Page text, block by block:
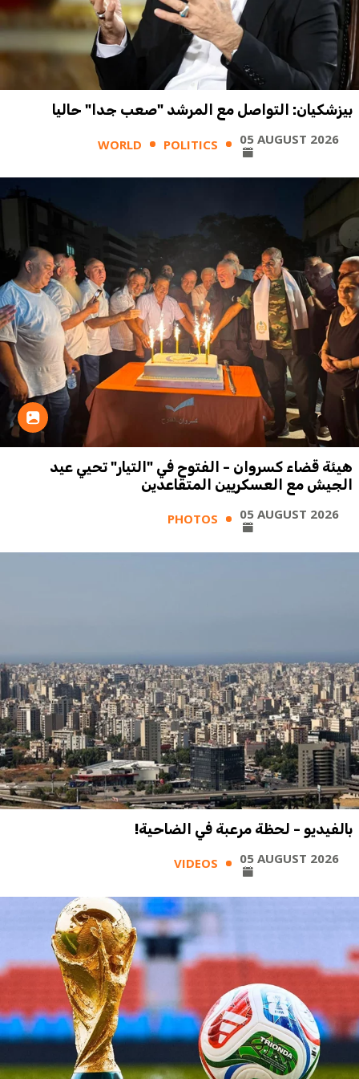
بيزشكيان: التواصل مع المرشد "صعب جدا" حاليا
WORLD POLITICS 05 AUGUST 2026
هيئة قضاء كسروان - الفتوح في "التيار" تحيي عيد
الجيش مع العسكريين المتقاعدين
PHOTOS 05 AUGUST 2026
بالفيديو - لحظة مرعبة في الضاحية!
VIDEOS 05 AUGUST 2026